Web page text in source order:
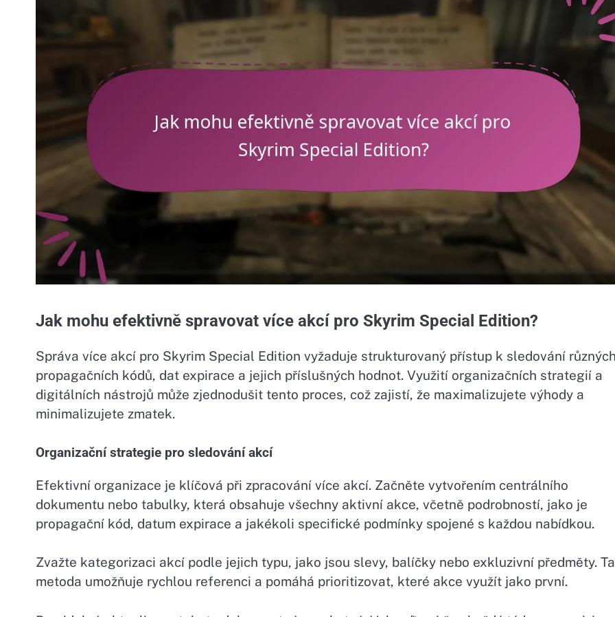
Jak mohu efektivně spravovat více akcí pro Skyrim Special Edition?
Správa více akcí pro Skyrim Special Edition vyžaduje strukturovaný přístup k sledování
propagačních kódů, dat expirace a jejich příslušných hodnot. Využití organizačních strategií a
digitálních nástrojů může zjednodušit tento proces, což zajistí, že maximalizujete výhody a
minimalizujete zmatek.
Organizační strategie pro sledování akcí
Efektivní organizace je klíčová při zpracování více akcí. Začněte vytvořením centrálního
dokumentu nebo tabulky, která obsahuje všechny aktivní akce, včetně podrobností, jako je
propagační kód, datum expirace a jakékoli specifické podmínky spojené s každou nabídkou.
Zvažte kategorizaci akcí podle jejich typu, jako jsou slevy, balíčky nebo exkluzivní předměty.
metoda umožňuje rychlou referenci a pomáhá prioritizovat, které akce využít jako první.